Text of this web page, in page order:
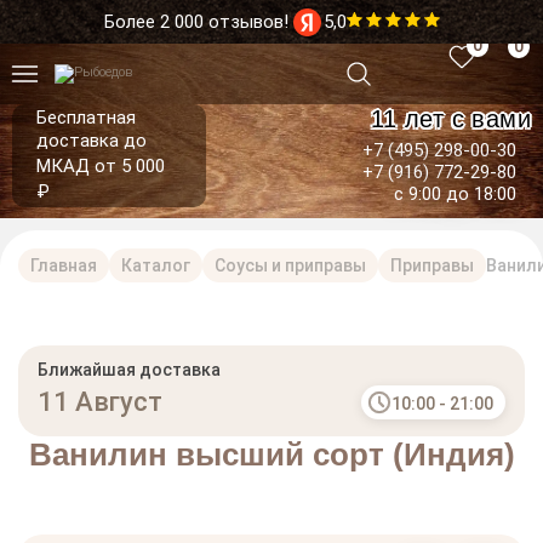
Более 2 000 отзывов! 5,0
Бесплатная
доставка до
МКАД от 5 000
₽
11 лет с вами
+7 (495) 298-00-30
+7 (916) 772-29-80
с 9:00 до 18:00
0 0
Главная Каталог Соусы и приправы Приправы
Ванилин высший сорт (Индия)
Ближайшая доставка
11 Август 10:00 - 21:00